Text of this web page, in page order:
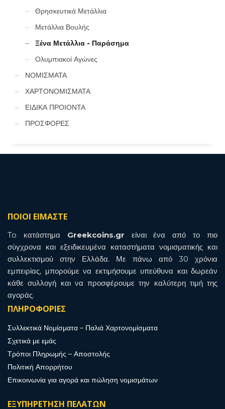
Θρησκευτικά Μετάλλια
Μετάλλια Βουλής
Ξένα Μετάλλια - Παράσημα
Ολυμπιακοί Αγώνες
ΝΟΜΙΣΜΑΤΑ
ΧΑΡΤΟΝΟΜΙΣΜΑΤΑ
ΕΙΔΙΚΑ ΠΡΟΙΟΝΤΑ
ΠΡΟΣΦΟΡΕΣ
ΠΟΙΟΙ ΕΙΜΑΣΤΕ
To κατάστημα Greekcoins.gr είναι ένα από το πιο
σύγχρονα και εξειδικευμένα καταστήματα νομισματικής και
συλλεκτισμού στην Ελλάδα. Με πάνω από 30 χρόνια
εμπειρίας, μπορούμε να εκτιμήσουμε υπεύθυνα και δωρεάν
κάθε συλλογή και να προσφέρουμε την καλύτερη τιμή της
αγοράς.
ΠΛΗΡΟΦΟΡΙΕΣ
Συλλεκτικά Νομίσματα – Παλιά Χαρτονομίσματα
Σχετικά με εμάς
Τρόποι Πληρωμής – Αποστολής
Πολιτική Απορρήτου
Επικοινωνία για αγορά και πώληση νομισμάτων
ΕΞΥΠΗΡΕΤΗΣΗ ΠΕΛΑΤΩΝ